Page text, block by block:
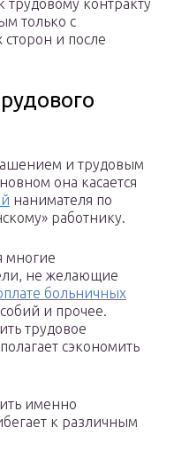
контракту
только с
сторон и после
и трудовым
она касается
нанимателя по
работнику.
многие
не желающие
больничных
и прочее.
трудовое
сэкономить
именно
к различным